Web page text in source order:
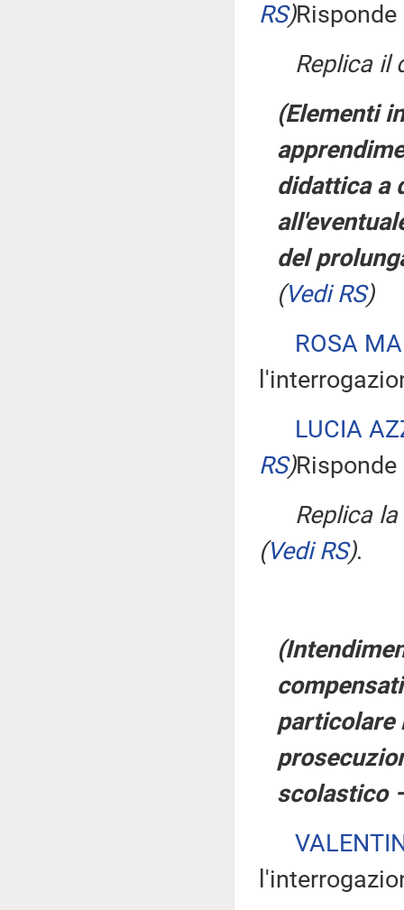
RS)
Replica il
(Elementi
didattica a
del
(Vedi RS)
ROSA
LUCIA
RS)
Replica
(Vedi RS).
particolare
scolastico